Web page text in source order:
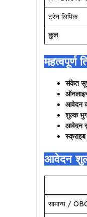
ट्रेन लिपिक
कुल
संकेत
आवेदन
शुल्क
आवेदन
आवेदन
सामान्य /